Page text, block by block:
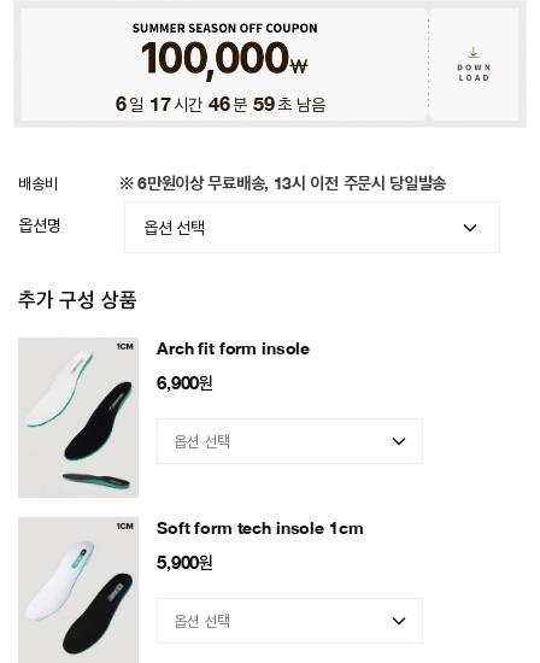
6일 17시간 46분 56초 남음
배송비 ※ 6만원이상 무료배송, 13시 이전 주문시 당일발송
옵션명
추가 구성 상품
Arch fit form insole
6,900원
Soft form tech insole 1cm
5,900원